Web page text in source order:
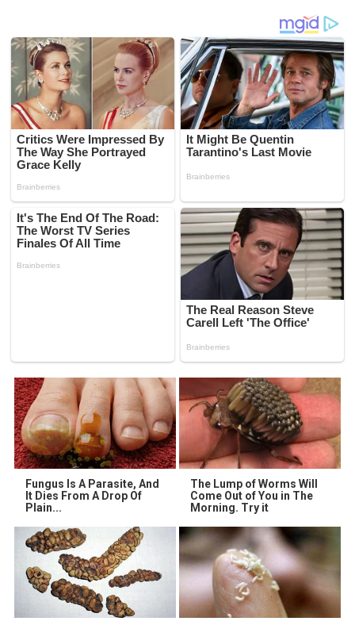
Fungus Is A Parasite, And
It Dies From A Drop Of
Plain...
The Lump of Worms Will
Come Out of You in The
Morning. Try it